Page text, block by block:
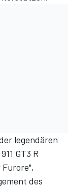
legendären
GT3 R
des